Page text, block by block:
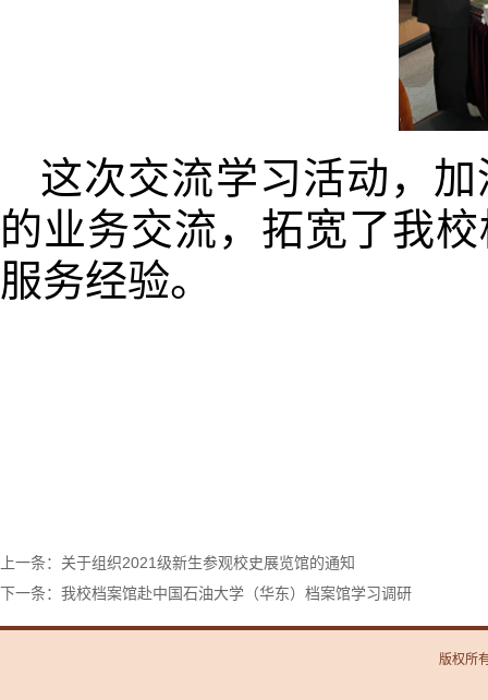
这次交流学习活动，
的业务交流，拓宽了我
服务经验。
上一条：关于组织2021级新生参观校史展览馆的通知
下一条：我校档案馆赴中国石油大学（华东）档案馆学习调研
版权所